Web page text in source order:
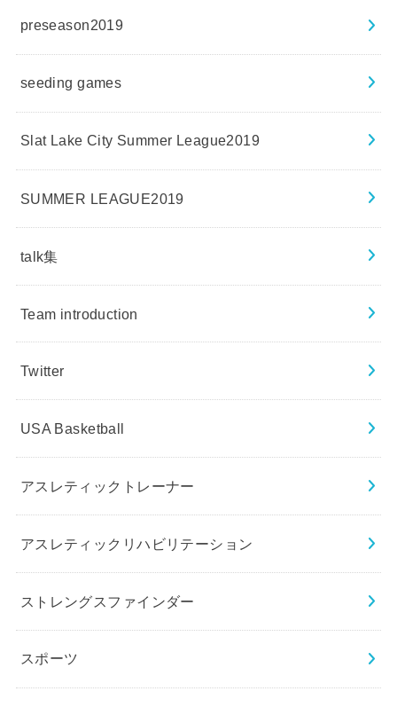
preseason2019
seeding games
Slat Lake City Summer League2019
SUMMER LEAGUE2019
talk集
Team introduction
Twitter
USA Basketball
アスレティックトレーナー
アスレティックリハビリテーション
ストレングスファインダー
スポーツ